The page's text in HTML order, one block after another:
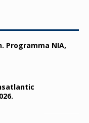
Programma NIA,